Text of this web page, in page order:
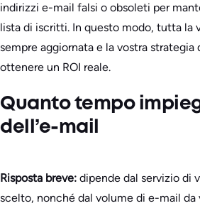
indirizzi e-mail falsi o obsoleti per
lista di iscritti. In questo modo, tutta la
sempre aggiornata e la vostra
ottenere un ROI reale.
Quanto tempo
dell’e-mail
Risposta breve: dipende dal servizio di
scelto, nonché dal volume di e-mail da